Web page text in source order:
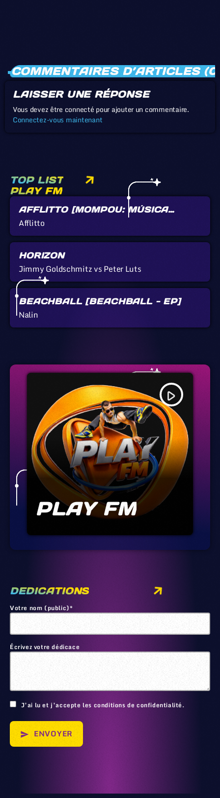
COMMENTAIRES D’ARTICLES
LAISSER UNE RÉPONSE
Vous devez être connecté pour ajouter un commentaire.
Connectez-vous maintenant
TOP LIST
PLAY FM
AFFLITTO [MOMPOU: MÚSICA
CALLADA]
Afflitto
HORIZON
Jimmy Goldschmitz vs Peter Luts
BEACHBALL [BEACHBALL - EP]
Nalin
play_arrow
PLAY FM
DEDICATIONS
Votre nom (public)*
Écrivez votre dédicace
J’ai lu et j’accepte les conditions de confidentialité.
send ENVOYER